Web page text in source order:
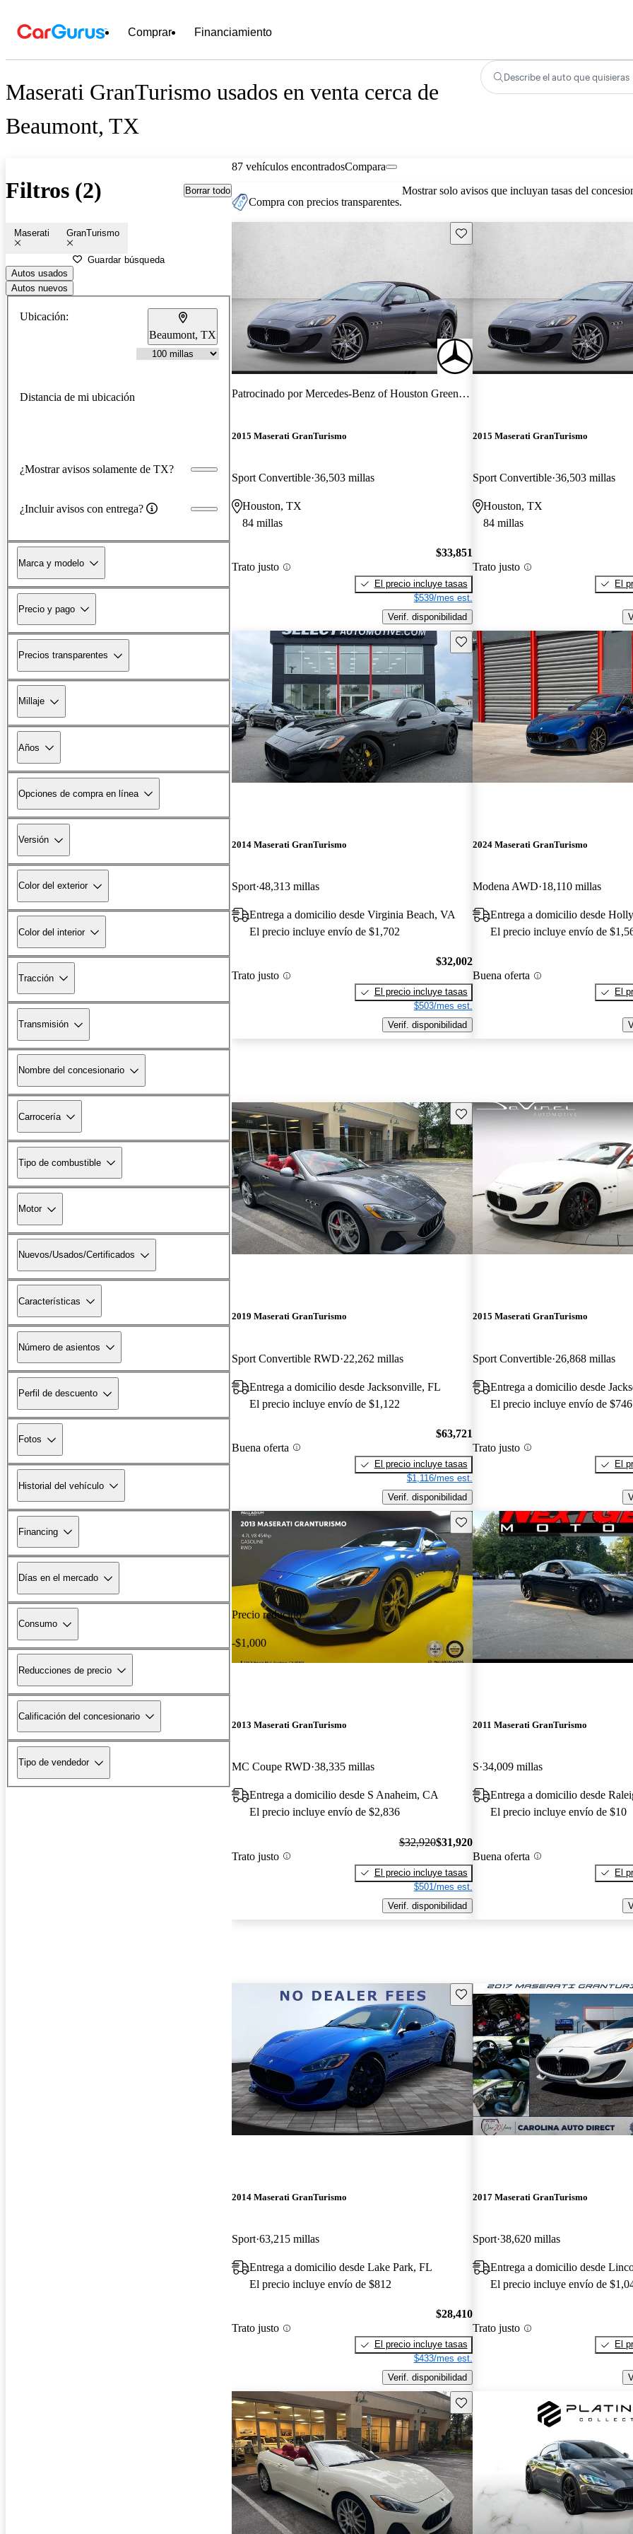
Comprar Financiamiento
Maserati GranTurismo usados en venta cerca de
Beaumont, TX
Describe el auto que quisieras
Filtros (2) Borrar todo
Maserati GranTurismo
Guardar búsqueda
Autos usados
Autos nuevos
Ubicación:
Beaumont, TX
Distancia de mi ubicación
¿Mostrar avisos solamente de TX?
¿Incluir avisos con entrega?
Marca y modelo
Precio y pago
Precios transparentes
Millaje
Años
Opciones de compra en línea
Versión
Color del exterior
Color del interior
Tracción
Transmisión
Nombre del concesionario
Carrocería
Tipo de combustible
Motor
Nuevos/Usados/Certificados
Características
Número de asientos
Perfil de descuento
Fotos
Historial del vehículo
Financing
Días en el mercado
Consumo
Reducciones de precio
Calificación del concesionario
Tipo de vendedor
87 vehículos encontradosCompara
Compra con precios transparentes.
Mostrar solo avisos que incluyan tasas del
Guarda este Aviso
Patrocinado porMercedes-Benz of Houston Greenway
2015 Maserati GranTurismo
Sport Convertible 36,503 millas
Houston, TX
84 millas
Trato justo
$33,851
El precio incluye tasas
$539/mes est.
Verif. disponibilidad
2015 Maserati GranTurismo
Sport Convertible 36,503 millas
Houston, TX
84 millas
Trato justo
El
Guarda este Aviso
2014 Maserati GranTurismo
Sport 48,313 millas
Entrega a domicilio desde Virginia Beach, VA
El precio incluye envío de $1,702
Trato justo
$32,002
El precio incluye tasas
$503/mes est.
Verif. disponibilidad
2024 Maserati GranTurismo
Modena AWD 18,110 millas
Entrega a domicilio desde
El precio incluye envío de
Buena oferta
El
Guarda este Aviso
2019 Maserati GranTurismo
Sport Convertible RWD 22,262 millas
Entrega a domicilio desde Jacksonville, FL
El precio incluye envío de $1,122
Buena oferta
$63,721
El precio incluye tasas
$1,116/mes est.
Verif. disponibilidad
2015 Maserati GranTurismo
Sport Convertible 26,868 millas
Entrega a domicilio desde
El precio incluye envío de $746
Trato justo
El
Precio reducido
-$1,000
Guarda este Aviso
2013 Maserati GranTurismo
MC Coupe RWD 38,335 millas
Entrega a domicilio desde S Anaheim, CA
El precio incluye envío de $2,836
Trato justo
$32,920$31,920
El precio incluye tasas
$501/mes est.
Verif. disponibilidad
2011 Maserati GranTurismo
S 34,009 millas
Entrega a domicilio desde
El precio incluye envío de $10
Buena oferta
El
Guarda este Aviso
2014 Maserati GranTurismo
Sport 63,215 millas
Entrega a domicilio desde Lake Park, FL
El precio incluye envío de $812
Trato justo
$28,410
El precio incluye tasas
$433/mes est.
Verif. disponibilidad
2017 Maserati GranTurismo
Sport 38,620 millas
Entrega a domicilio desde
El precio incluye envío de
Trato justo
El
Guarda este Aviso